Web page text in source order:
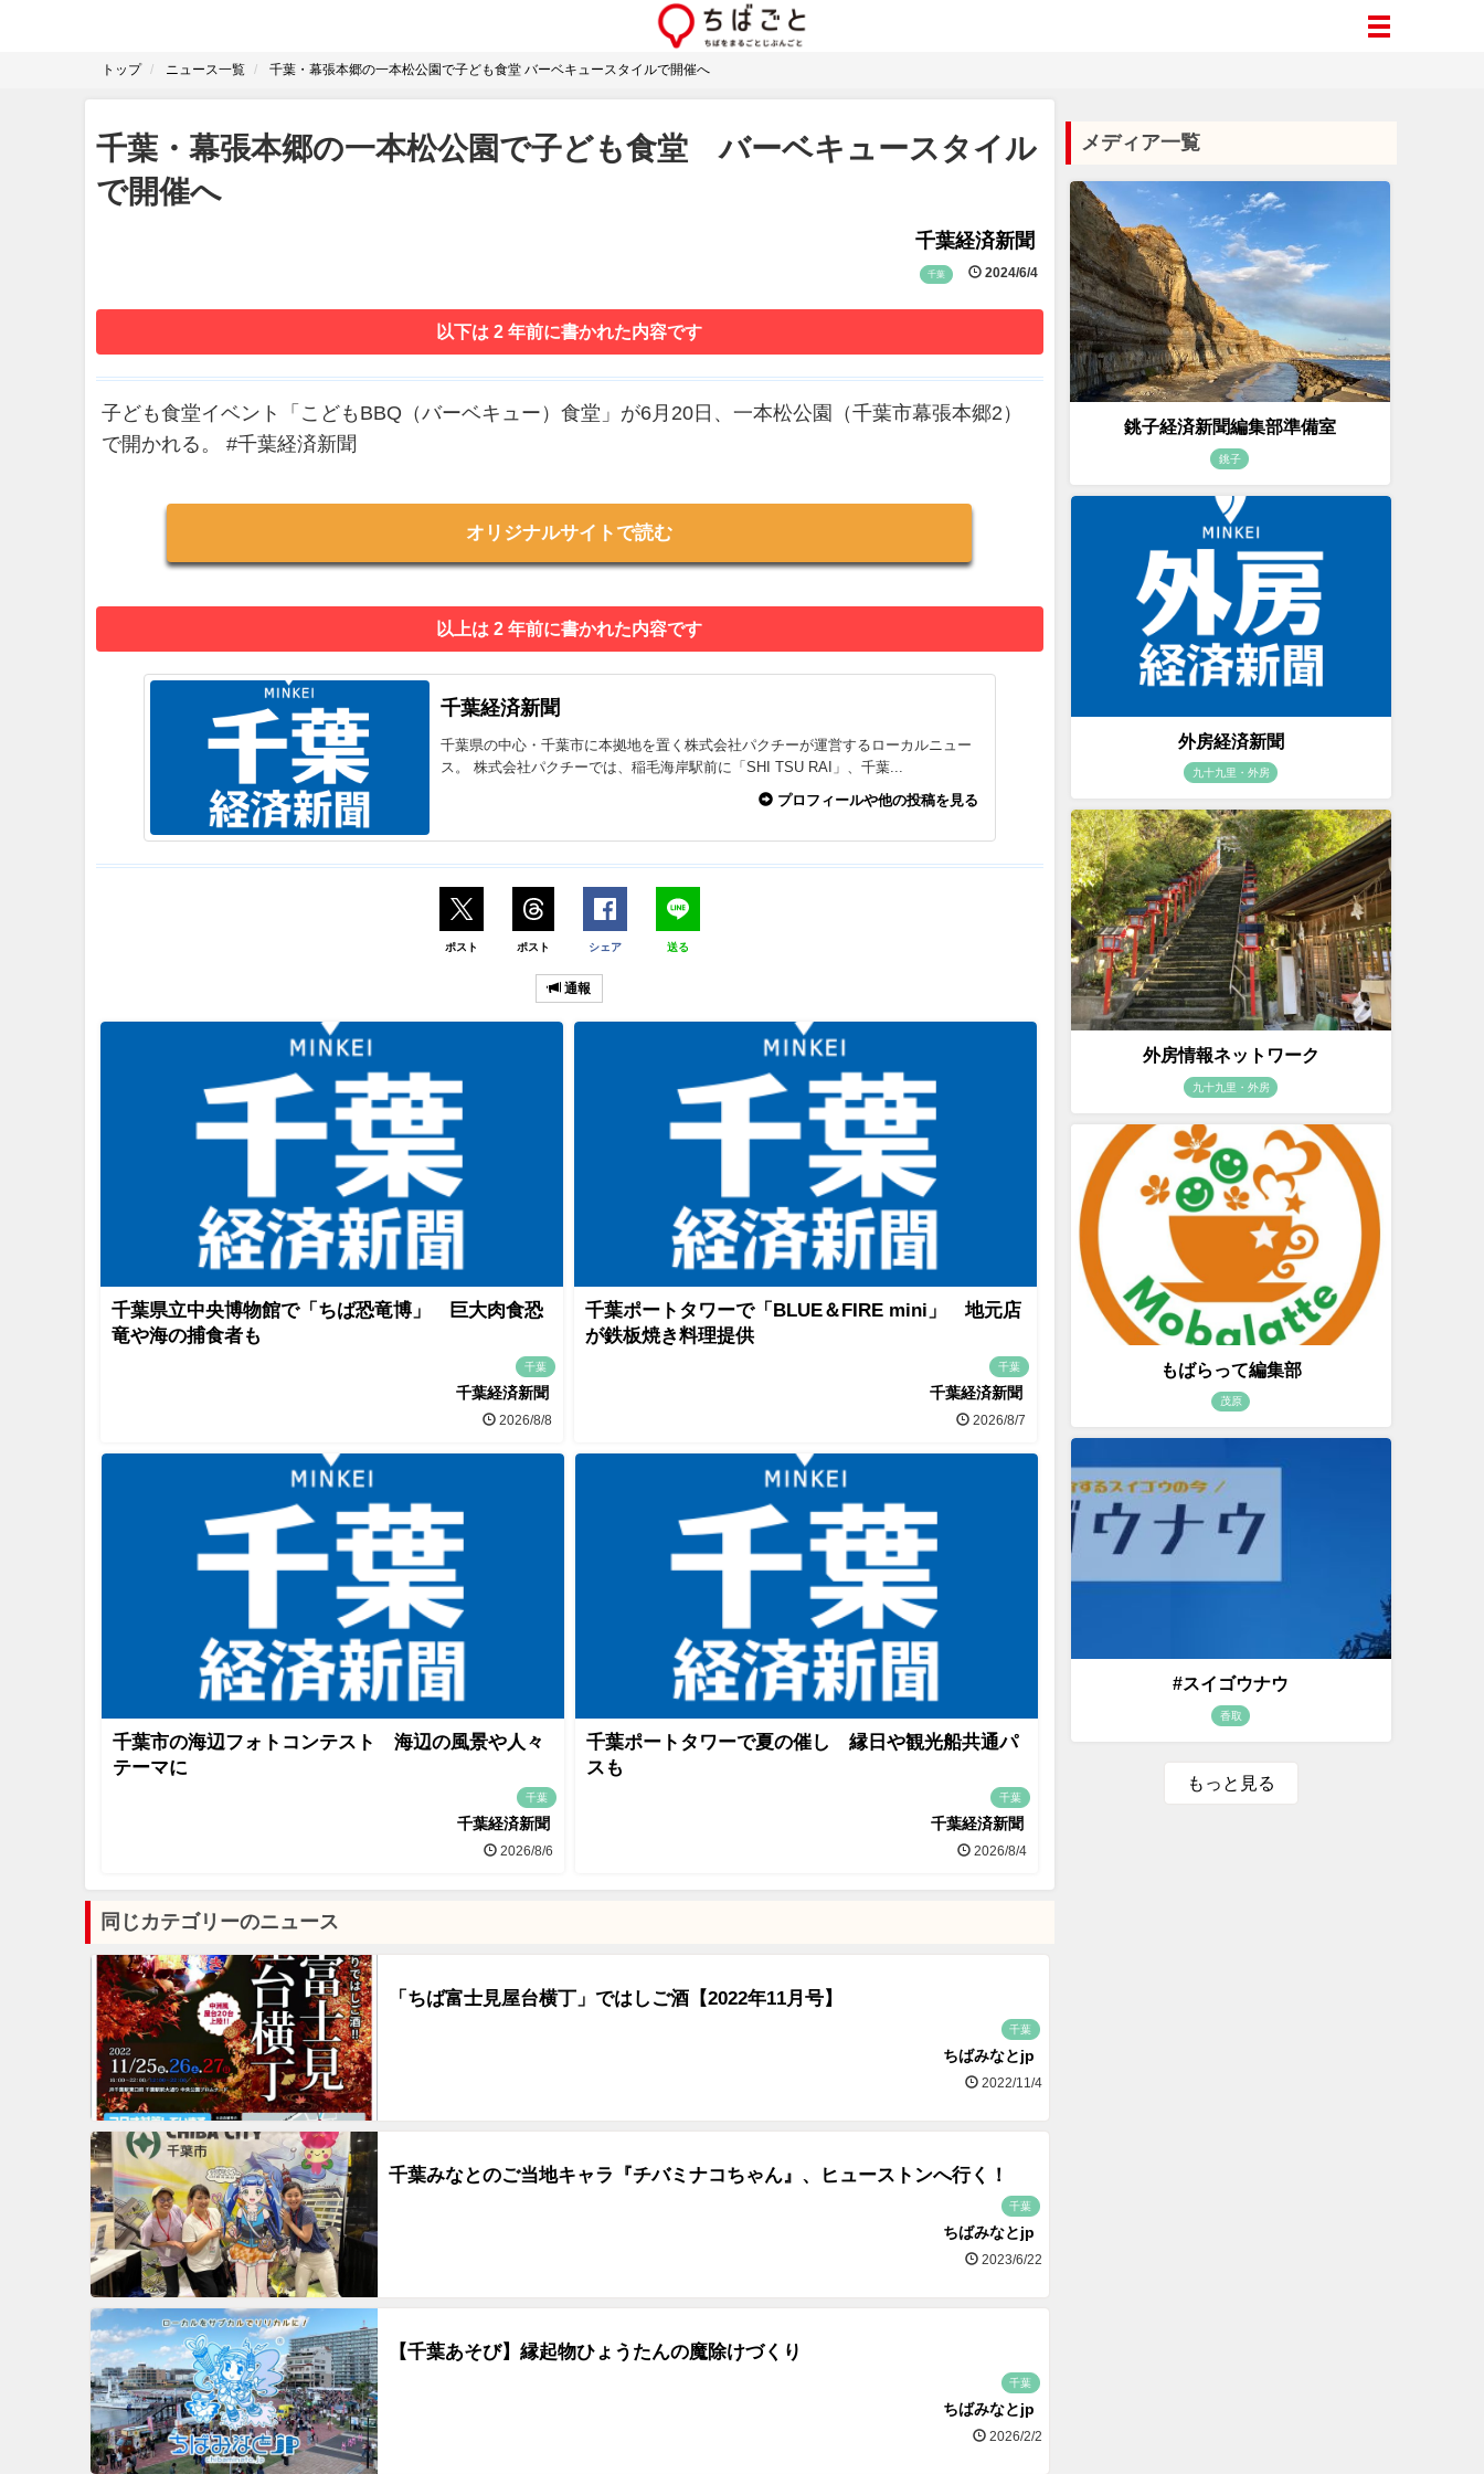
トップ ニュース一覧 千葉・幕張本郷の一本松公園で子ども食堂 バーベキュースタイルで開催へ
千葉・幕張本郷の一本松公園で子ども食堂 バーベキュースタイル
で開催へ
千葉経済新聞
千葉 2024/6/4
以下は 2 年前に書かれた内容です
子ども食堂イベント「こどもBBQ（バーベキュー）食堂」が6月20日、一本松公園（千葉市幕張本郷2）
で開かれる。 #千葉経済新聞
オリジナルサイトで読む
以上は 2 年前に書かれた内容です
千葉経済新聞
千葉県の中心・千葉市に本拠地を置く株式会社パクチーが運営するローカルニュー
ス。 株式会社パクチーでは、稲毛海岸駅前に「SHI TSU RAI」、千葉...
プロフィールや他の投稿を見る
ポスト ポスト シェア 送る
通報
千葉県立中央博物館で「ちば恐竜博」 巨大肉食恐
竜や海の捕食者も
千葉
千葉経済新聞
2026/8/8
千葉ポートタワーで「BLUE＆FIRE mini」 地元店
が鉄板焼き料理提供
千葉
千葉経済新聞
2026/8/7
千葉市の海辺フォトコンテスト 海辺の風景や人々
テーマに
千葉
千葉経済新聞
2026/8/6
千葉ポートタワーで夏の催し 縁日や観光船共通パ
スも
千葉
千葉経済新聞
2026/8/4
同じカテゴリーのニュース
「ちば富士見屋台横丁」ではしご酒【2022年11月号】
千葉
ちばみなとjp
2022/11/4
千葉みなとのご当地キャラ『チバミナコちゃん』、ヒューストンへ行く！
千葉
ちばみなとjp
2023/6/22
【千葉あそび】縁起物ひょうたんの魔除けづくり
千葉
ちばみなとjp
2026/2/2
メディア一覧
銚子経済新聞編集部準備室
銚子
外房経済新聞
九十九里・外房
外房情報ネットワーク
九十九里・外房
もばらって編集部
茂原
#スイゴウナウ
香取
もっと見る